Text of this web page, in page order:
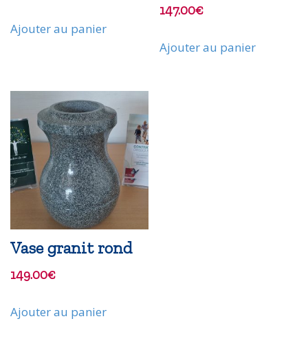
Ajouter au panier
147.00€
Ajouter au panier
Vase granit rond
149.00€
Ajouter au panier